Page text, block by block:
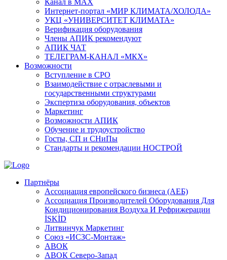
Канал в MAX
Интернет-портал «МИР КЛИМАТА/ХОЛОДА»
УКЦ «УНИВЕРСИТЕТ КЛИМАТА»
Верификация оборудования
Члены АПИК рекомендуют
АПИК ЧАТ
ТЕЛЕГРАМ-КАНАЛ «МКХ»
Возможности
Вступление в СРО
Взаимодействие с отраслевыми и
государственными структурами
Экспертиза оборудования, объектов
Маркетинг
Возможности АПИК
Обучение и трудоустройство
Госты, СП и СНиПы
Стандарты и рекомендации НОСТРОЙ
Партнёры
Ассоциация европейского бизнеса (АЕБ)
Aссоциация Производителей Оборудования Для
Кондиционирования Воздуха И Рефрижерации
İSKİD
Литвинчук Маркетинг
Союз «ИСЗС-Монтаж»
АВОК
АВОК Северо-Запад